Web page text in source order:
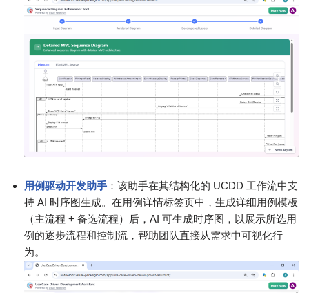
用例驱动开发助手 ：该助手在其结构化的 UCDD 工作流中支
持 AI 时序图生成。在用例详情标签页中，生成详细用例模板
（主流程 + 备选流程）后，AI 可生成时序图，以展示所选用
例的逐步流程和控制流，帮助团队直接从需求中可视化行
为。